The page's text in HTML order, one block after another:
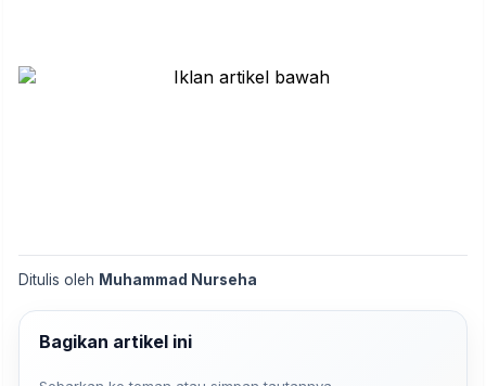
Ditulis oleh Muhammad Nurseha
Bagikan artikel ini